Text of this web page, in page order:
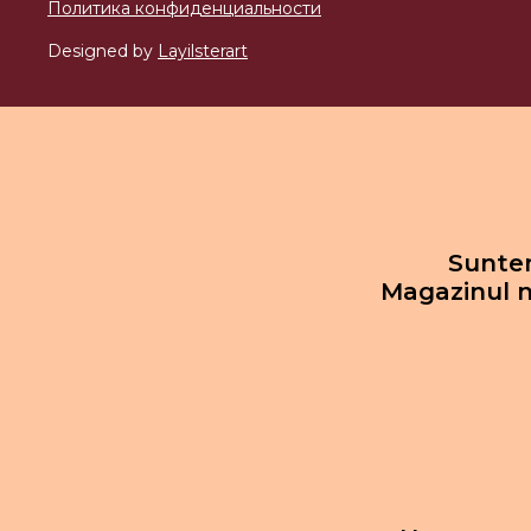
Политика конфиденциальности
Designed by Layilsterart
Magazinul